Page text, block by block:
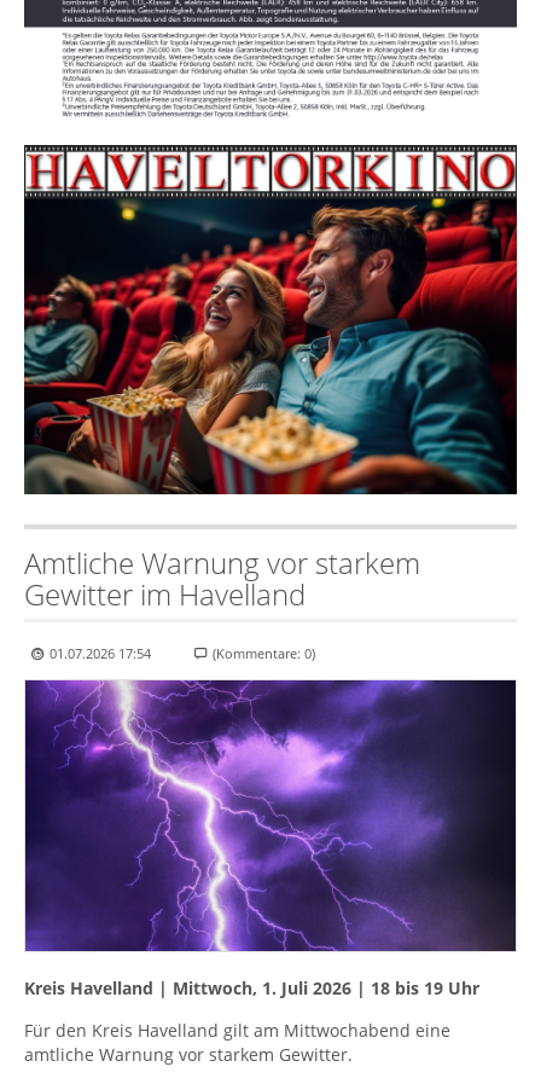
Amtliche Warnung vor starkem
Gewitter im Havelland
01.07.2026 17:54 (Kommentare: 0)
Kreis Havelland | Mittwoch, 1. Juli 2026 | 18 bis 19 Uhr
Für den Kreis Havelland gilt am Mittwochabend eine
amtliche Warnung vor starkem Gewitter.